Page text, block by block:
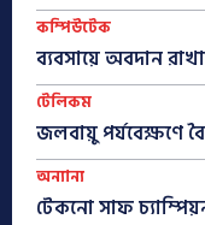
কম্পিউটেক
ব্যবসায়ে অবদান
টেলিকম
জলবায়ু পর্যবেক্ষণে
অন্যান্য
টেকনো সাফ